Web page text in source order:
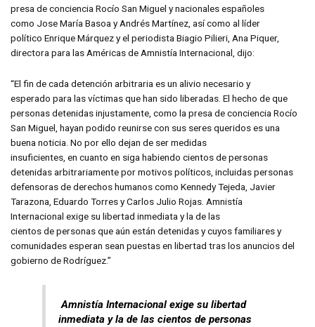
presa de conciencia Rocío San Miguel y nacionales españoles
como Jose María Basoa y Andrés Martínez, así como al líder
político Enrique Márquez y el periodista Biagio Pilieri, Ana Piquer,
directora para las Américas de Amnistía Internacional, dijo:
“El fin de cada detención arbitraria es un alivio necesario y
esperado para las víctimas que han sido liberadas. El hecho de que
personas detenidas injustamente, como la presa de conciencia Rocío
San Miguel, hayan podido reunirse con sus seres queridos es una
buena noticia. No por ello dejan de ser medidas
insuficientes, en cuanto en siga habiendo cientos de personas
detenidas arbitrariamente por motivos políticos, incluidas personas
defensoras de derechos humanos como Kennedy Tejeda, Javier
Tarazona, Eduardo Torres y Carlos Julio Rojas. Amnistía
Internacional exige su libertad inmediata y la de las
cientos de personas que aún están detenidas y cuyos familiares y
comunidades esperan sean puestas en libertad tras los anuncios del
gobierno de Rodríguez.”
Amnistía Internacional exige su libertad
inmediata y la de las cientos de personas